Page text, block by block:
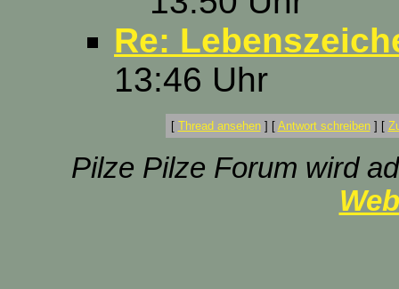
Re:
13:46 Uhr
[ Thread ansehen] [ Antwort schreiben] [
Pilze Pilze Forum wird